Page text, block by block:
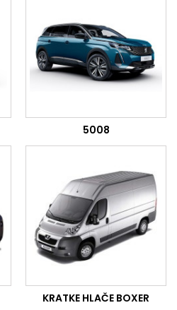
5008
KRATKE HLAČE BOXER